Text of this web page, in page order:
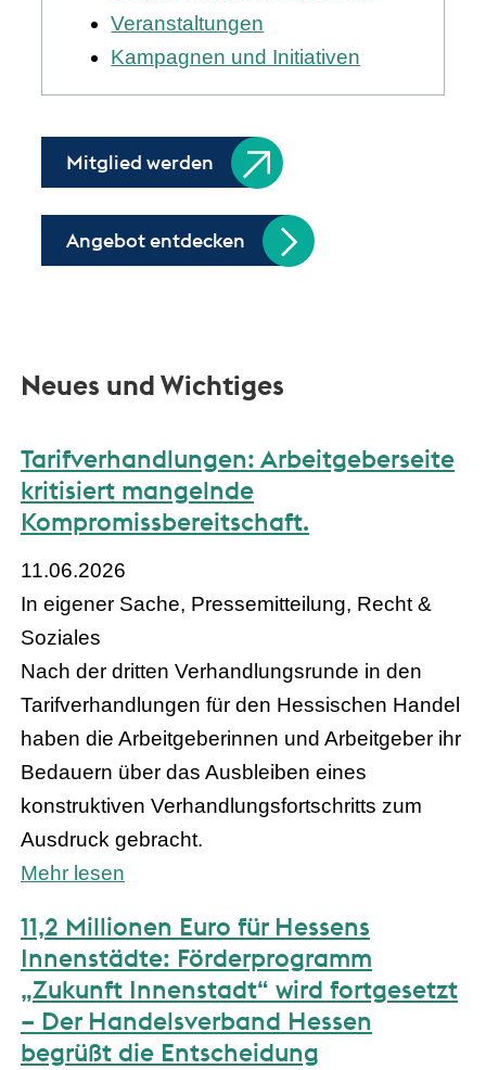
Veranstaltungen
Kampagnen und Initiativen
Mitglied werden
Angebot entdecken
Neues und Wichtiges
Tarifverhandlungen: Arbeitgeberseite
kritisiert mangelnde
Kompromissbereitschaft.
11.06.2026
In eigener Sache, Pressemitteilung, Recht &
Soziales
Nach der dritten Verhandlungsrunde in den
Tarifverhandlungen für den Hessischen Handel
haben die Arbeitgeberinnen und Arbeitgeber ihr
Bedauern über das Ausbleiben eines
konstruktiven Verhandlungsfortschritts zum
Ausdruck gebracht.
Mehr lesen
11,2 Millionen Euro für Hessens
Innenstädte: Förderprogramm
„Zukunft Innenstadt“ wird fortgesetzt
– Der Handelsverband Hessen
begrüßt die Entscheidung